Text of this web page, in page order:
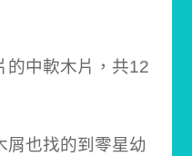
的中軟木片，共12
屑也找的到零星幼